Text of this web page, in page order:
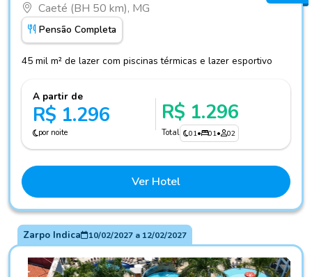
Caeté (BH 50 km), MG
Pensão Completa
45 mil m² de lazer com piscinas térmicas e lazer esportivo
A partir de
R$ 1.296
por noite
R$ 1.296
Total 01• 01• 02
Ver Hotel
Zarpo Indica 10/02/2027a 12/02/2027